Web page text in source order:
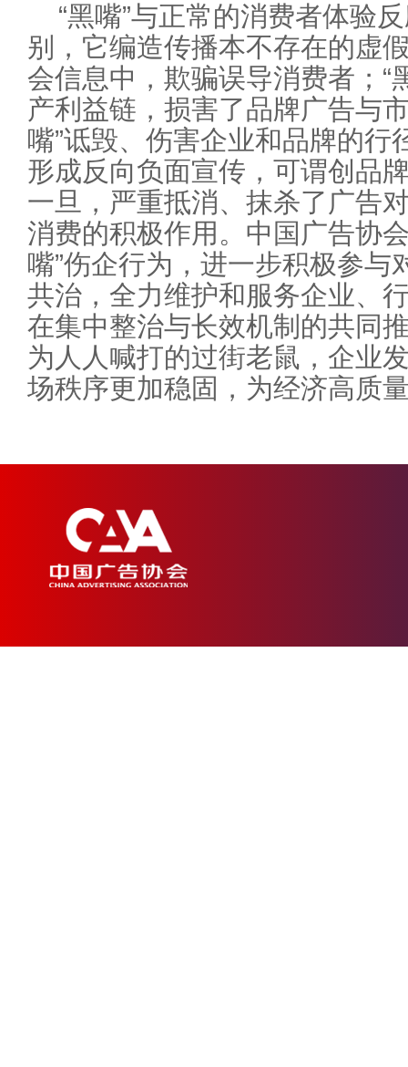
“黑嘴”与正常的消费者体验
别，它编造传播本不存在的虚
会信息中，欺骗误导消费者；“
产利益链，损害了品牌广告与
嘴”诋毁、伤害企业和品牌的行
形成反向负面宣传，可谓创品
一旦，严重抵消、抹杀了广告
消费的积极作用。中国广告协
嘴”伤企行为，进一步积极参与
共治，全力维护和服务企业、
在集中整治与长效机制的共同
为人人喊打的过街老鼠，企业
场秩序更加稳固，为经济高质